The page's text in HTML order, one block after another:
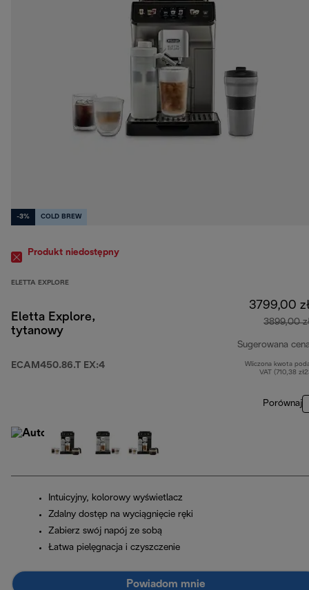
-3% COLD BREW
Produkt niedostępny
ELETTA EXPLORE
Eletta Explore,
tytanowy
ECAM450.86.T EX:4
3799,00
3899,00
Sugerowana
Wliczona kwota
VAT (710,38
Porównaj
Intuicyjny, kolorowy wyświetlacz
Zdalny dostęp na wyciągnięcie ręki
Zabierz swój napój ze sobą
Łatwa pielęgnacja i czyszczenie
Powiadom mnie